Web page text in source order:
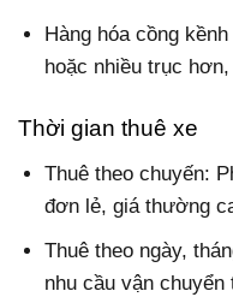
Hàng hóa cồng
hoặc nhiều trục
Thời gian thuê xe
Thuê theo chuyến:
đơn lẻ, giá thường
Thuê theo ngày,
nhu cầu vận